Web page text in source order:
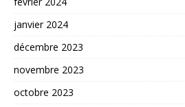
janvier 2024
décembre 2023
novembre 2023
octobre 2023